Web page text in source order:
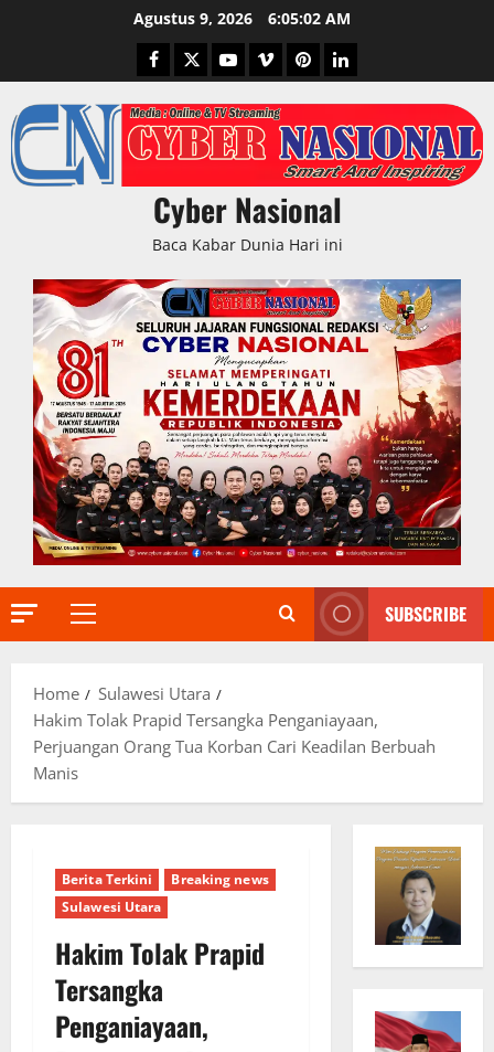
Agustus 9, 2026 6:05:03 AM
Facebook
TwitterYoutubeVimeoPinterestLinkedIn
Cyber Nasional
Baca Kabar Dunia Hari ini
Primary
SUBSCRIBE
Home
Sulawesi Utara
Hakim Tolak Prapid Tersangka Penganiayaan,
Perjuangan Orang Tua Korban Cari Keadilan Berbuah
Manis
Berita Terkini
Breaking news
Sulawesi Utara
Hakim Tolak Prapid
Tersangka
Penganiayaan,